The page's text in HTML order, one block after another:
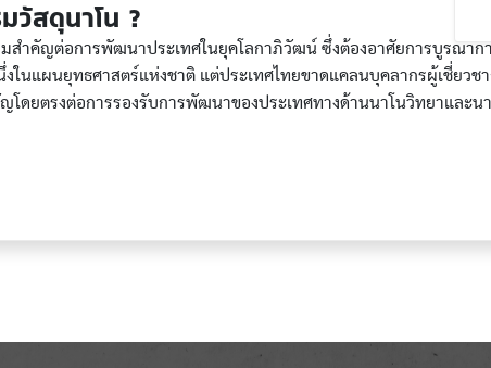
วัสดุนาโน ?
สําคัญต่อการพัฒนาประเทศในยุคโลกาภิวัฒน์ ซึ่งต้องอาศัยการบูรณาก
ในแผนยุทธศาสตร์แห่งชาติ แต่ประเทศไทยขาดแคลนบุคลากรผู้เชี่ยวช
ดยตรงต่อการรองรับการพัฒนาของประเทศทางด้านนาโนวิทยาและนา